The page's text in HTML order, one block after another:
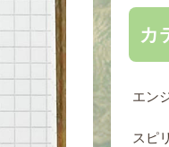
カ
エン
スピ